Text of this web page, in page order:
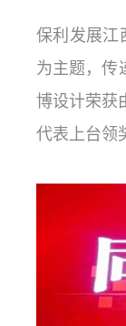
保利发展江
为主题，传
博设计荣获
代表上台领